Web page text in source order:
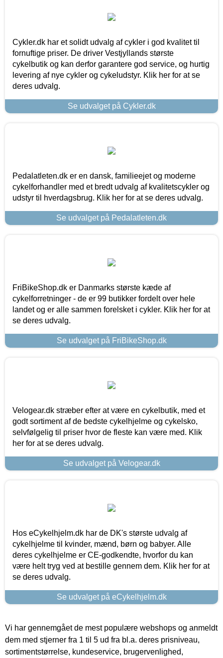
Cykler.dk har et solidt udvalg af cykler i god kvalitet til
fornuftige priser. De driver Vestjyllands største
cykelbutik og kan derfor garantere god service, og hurtig
levering af nye cykler og cykeludstyr. Klik her for at se
deres udvalg.
Se udvalget på Cykler.dk
Pedalatleten.dk er en dansk, familieejet og moderne
cykelforhandler med et bredt udvalg af kvalitetscykler og
udstyr til hverdagsbrug. Klik her for at se deres udvalg.
Se udvalget på Pedalatleten.dk
FriBikeShop.dk er Danmarks største kæde af
cykelforretninger - de er 99 butikker fordelt over hele
landet og er alle sammen forelsket i cykler. Klik her for at
se deres udvalg.
Se udvalget på FriBikeShop.dk
Velogear.dk stræber efter at være en cykelbutik, med et
godt sortiment af de bedste cykelhjelme og cykelsko,
selvfølgelig til priser hvor de fleste kan være med. Klik
her for at se deres udvalg.
Se udvalget på Velogear.dk
Hos eCykelhjelm.dk har de DK's største udvalg af
cykelhjelme til kvinder, mænd, børn og babyer. Alle
deres cykelhjelme er CE-godkendte, hvorfor du kan
være helt tryg ved at bestille gennem dem. Klik her for at
se deres udvalg.
Se udvalget på eCykelhjelm.dk
Vi har gennemgået de mest populære webshops og anmeldt
dem med stjerner fra 1 til 5 ud fra bl.a. deres prisniveau,
sortimentstørrelse, kundeservice, brugervenlighed,